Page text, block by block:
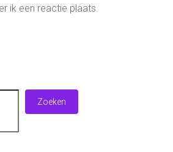
ik een reactie plaats.
Zoeken